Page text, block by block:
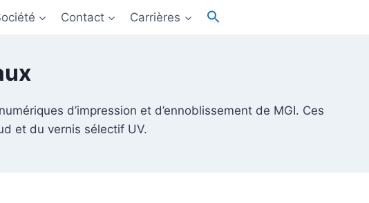
Contact Carrières
d’impression et d’ennoblissement de MGI. Ces
et du vernis sélectif UV.